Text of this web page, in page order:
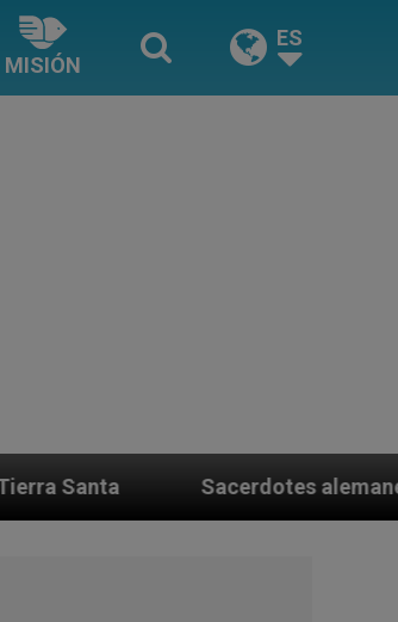
MISIÓN
ES
alemanes fieles al Papa contestan